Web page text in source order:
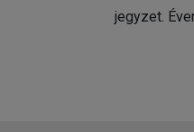
jegyzet.